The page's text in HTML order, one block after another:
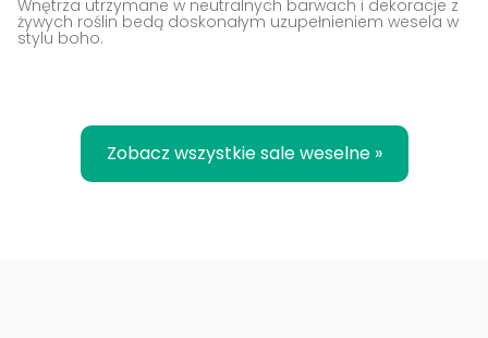
Wnętrza utrzymane w neutralnych barwach i dekoracje z
żywych roślin bedą doskonałym uzupełnieniem wesela w
stylu boho.
Zobacz wszystkie sale weselne »